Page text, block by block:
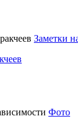
Заметки
Фото